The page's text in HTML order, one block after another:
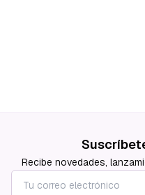
Recibe novedades,